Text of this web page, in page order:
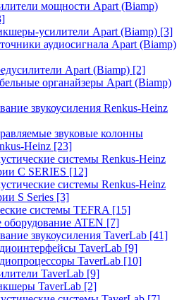
мощности Apart (Biamp)
усилители Apart (Biamp) [3]
аудиосигнала Apart (Biamp)
Apart (Biamp) [2]
органайзеры Apart (Biamp)
звукоусиления Renkus-Heinz
звуковые колонны
Heinz [23]
системы Renkus-Heinz
C SERIES [12]
системы Renkus-Heinz
S Series [3]
системы TEFRA [15]
оборудование ATEN [7]
звукоусиления TaverLab [41]
TaverLab [9]
TaverLab [10]
TaverLab [9]
TaverLab [2]